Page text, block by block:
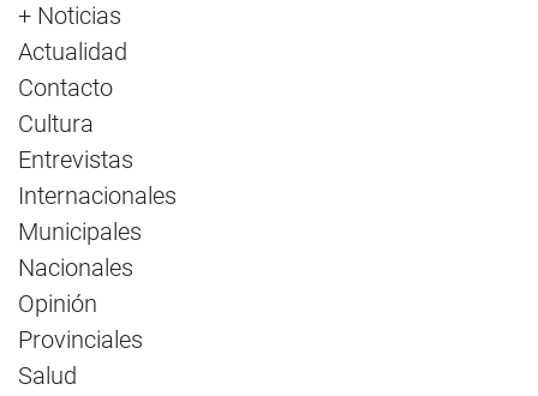
+ Noticias
Actualidad
Contacto
Cultura
Entrevistas
Internacionales
Municipales
Nacionales
Opinión
Provinciales
Salud